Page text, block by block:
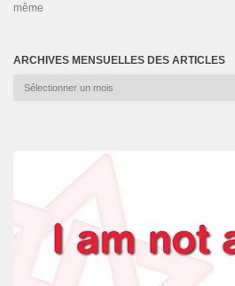
même
ARCHIVES MENSUELLES DES ARTICLES
Archives